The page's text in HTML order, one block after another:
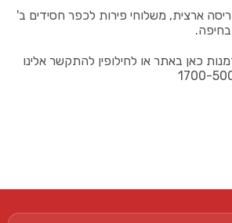
ארצית, משלוחי פירות לכפר חסידים ב'
כאן באתר או לחילופין להתקשר אלינו